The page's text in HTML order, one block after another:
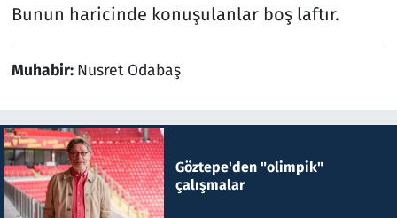
Bunun haricinde konuşulanlar boş laftır.
Muhabir: Nusret Odabaş
Göztepe'den "olimpik"
çalışmalar